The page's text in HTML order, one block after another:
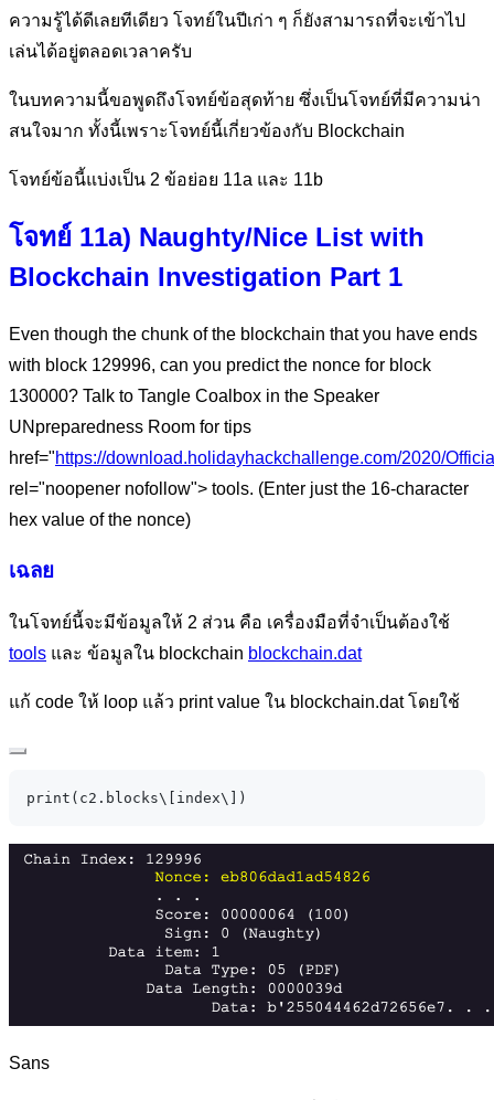
ความรู้ได้ดีเลยทีเดียว โจทย์ในปีเก่า ๆ ก็ยังสามารถที่จะเข้าไป
เล่นได้อยู่ตลอดเวลาครับ
ในบทความนี้ขอพูดถึงโจทย์ข้อสุดท้าย ซึ่งเป็นโจทย์ที่มีความน่า
สนใจมาก ทั้งนี้เพราะโจทย์นี้เกี่ยวข้องกับ Blockchain
โจทย์ข้อนี้แบ่งเป็น 2 ข้อย่อย 11a และ 11b
โจทย์ 11a) Naughty/Nice List with
Blockchain Investigation Part 1
Even though the chunk of the blockchain that you have ends
with block 129996, can you predict the nonce for block
130000? Talk to Tangle Coalbox in the Speaker
UNpreparedness Room for tips
href="https://download.holidayhackchallenge.com/2020/
rel="noopener nofollow"> tools. (Enter just the 16-character
hex value of the nonce)
เฉลย
ในโจทย์นี้จะมีข้อมูลให้ 2 ส่วน คือ เครื่องมือที่จำเป็นต้องใช้
tools และ ข้อมูลใน blockchain blockchain.dat
แก้ code ให้ loop แล้ว print value ใน blockchain.dat โดยใช้
Sans